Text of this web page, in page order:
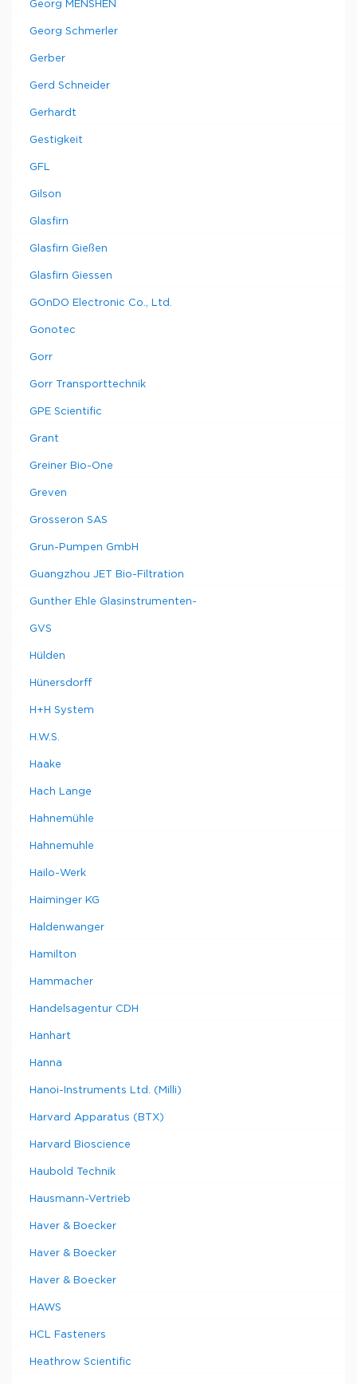
Georg MENSHEN
Georg Schmerler
Gerber
Gerd Schneider
Gerhardt
Gestigkeit
GFL
Gilson
Glasfirn
Glasfirn Gießen
Glasfirn Giessen
GOnDO Electronic Co., Ltd.
Gonotec
Gorr
Gorr Transporttechnik
GPE Scientific
Grant
Greiner Bio-One
Greven
Grosseron SAS
Grun-Pumpen GmbH
Guangzhou JET Bio-Filtration
Gunther Ehle Glasinstrumenten-
GVS
Hülden
Hünersdorff
H+H System
H.W.S.
Haake
Hach Lange
Hahnemühle
Hahnemuhle
Hailo-Werk
Haiminger KG
Haldenwanger
Hamilton
Hammacher
Handelsagentur CDH
Hanhart
Hanna
Hanoi-Instruments Ltd. (Milli)
Harvard Apparatus (BTX)
Harvard Bioscience
Haubold Technik
Hausmann-Vertrieb
Haver & Boecker
Haver & Boecker
Haver & Boecker
HAWS
HCL Fasteners
Heathrow Scientific